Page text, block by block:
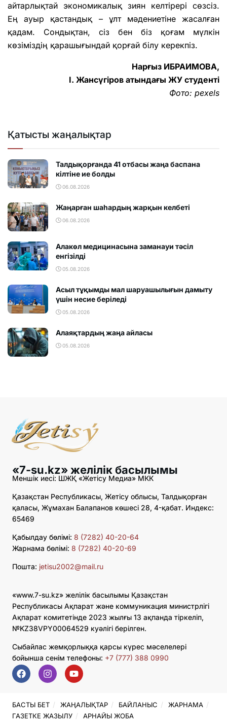
айтарлықтай экономикалық зиян келтірері сөзсіз.
Ең ауыр қастандық – ұлт мәдениетіне жасалған
қадам. Сондықтан, сіз бен біз қоғам мүлкін
көзіміздің қарашығындай қорғай білу керекпіз.
Нарғыз ИБРАИМОВА,
І. Жансүгіров атындағы ЖУ студенті
Фото: pexels
Қатысты жаңалықтар
Талдықорғанда 41 отбасы жаңа баспана
кілтіне ие болды
06.08.2026
Жаңарған шаһардың жарқын келбеті
06.08.2026
Алакөл медицинасына заманауи тәсіл
енгізілді
05.08.2026
Асыл тұқымды мал шаруашылығын дамыту
үшін несие беріледі
05.08.2026
Алаяқтардың жаңа айласы
05.08.2026
«7-su.kz» желілік басылымы
Меншік иесі: ШЖҚ «Жетісу Медиа» МКК
Қазақстан Республикасы, Жетісу облысы, Талдықорған
қаласы, Жұмахан Балапанов көшесі 28, 4-қабат. Индекс:
65469
Қабылдау бөлімі: 8 (7282) 40-20-64
Жарнама бөлімі: 8 (7282) 40-20-69
Пошта: jetisu2002@mail.ru
«www.7-su.kz» желілік басылымы Қазақстан
Республикасы Ақпарат және коммуникация министрлігі
Ақпарат комитетінде 2023 жылғы 13 ақпанда тіркеліп,
№KZ38VPY00064529 куәлігі берілген.
Сыбайлас жемқорлыққа қарсы күрес мәселелері
бойынша сенім телефоны: +7 (777) 388 0990
БАСТЫ БЕТ ЖАҢАЛЫҚТАР БАЙЛАНЫС
ЖАРНАМА
ГАЗЕТКЕ ЖАЗЫЛУ
АРНАЙЫ ЖОБА